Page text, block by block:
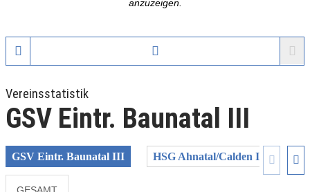
anzuzeigen.
Vereinsstatistik
GSV Eintr. Baunatal III
GSV Eintr. Baunatal III HSG Ahnatal/Calden II